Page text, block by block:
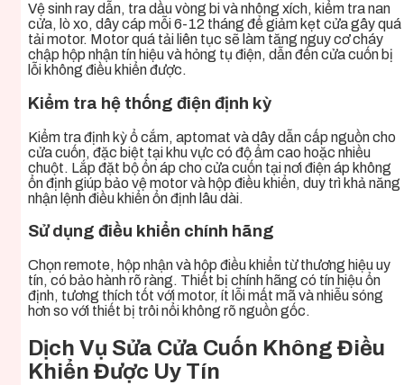
Vệ sinh ray dẫn, tra dầu vòng bi và nhông xích, kiểm tra nan
cửa, lò xo, dây cáp mỗi 6-12 tháng để giảm kẹt cửa gây quá
tải motor. Motor quá tải liên tục sẽ làm tăng nguy cơ cháy
chập hộp nhận tín hiệu và hỏng tụ điện, dẫn đến cửa cuốn bị
lỗi không điều khiển được.
Kiểm tra hệ thống điện định kỳ
Kiểm tra định kỳ ổ cắm, aptomat và dây dẫn cấp nguồn cho
cửa cuốn, đặc biệt tại khu vực có độ ẩm cao hoặc nhiều
chuột. Lắp đặt bộ ổn áp cho cửa cuốn tại nơi điện áp không
ổn định giúp bảo vệ motor và hộp điều khiển, duy trì khả năng
nhận lệnh điều khiển ổn định lâu dài.
Sử dụng điều khiển chính hãng
Chọn remote, hộp nhận và hộp điều khiển từ thương hiệu uy
tín, có bảo hành rõ ràng. Thiết bị chính hãng có tín hiệu ổn
định, tương thích tốt với motor, ít lỗi mất mã và nhiễu sóng
hơn so với thiết bị trôi nổi không rõ nguồn gốc.
Dịch Vụ Sửa Cửa Cuốn Không Điều
Khiển Được Uy Tín